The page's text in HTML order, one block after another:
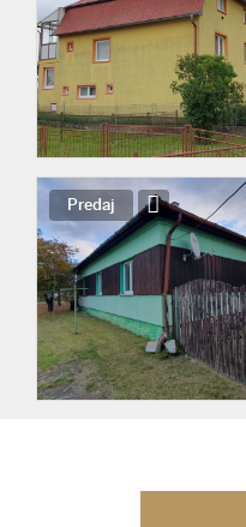
Predaj